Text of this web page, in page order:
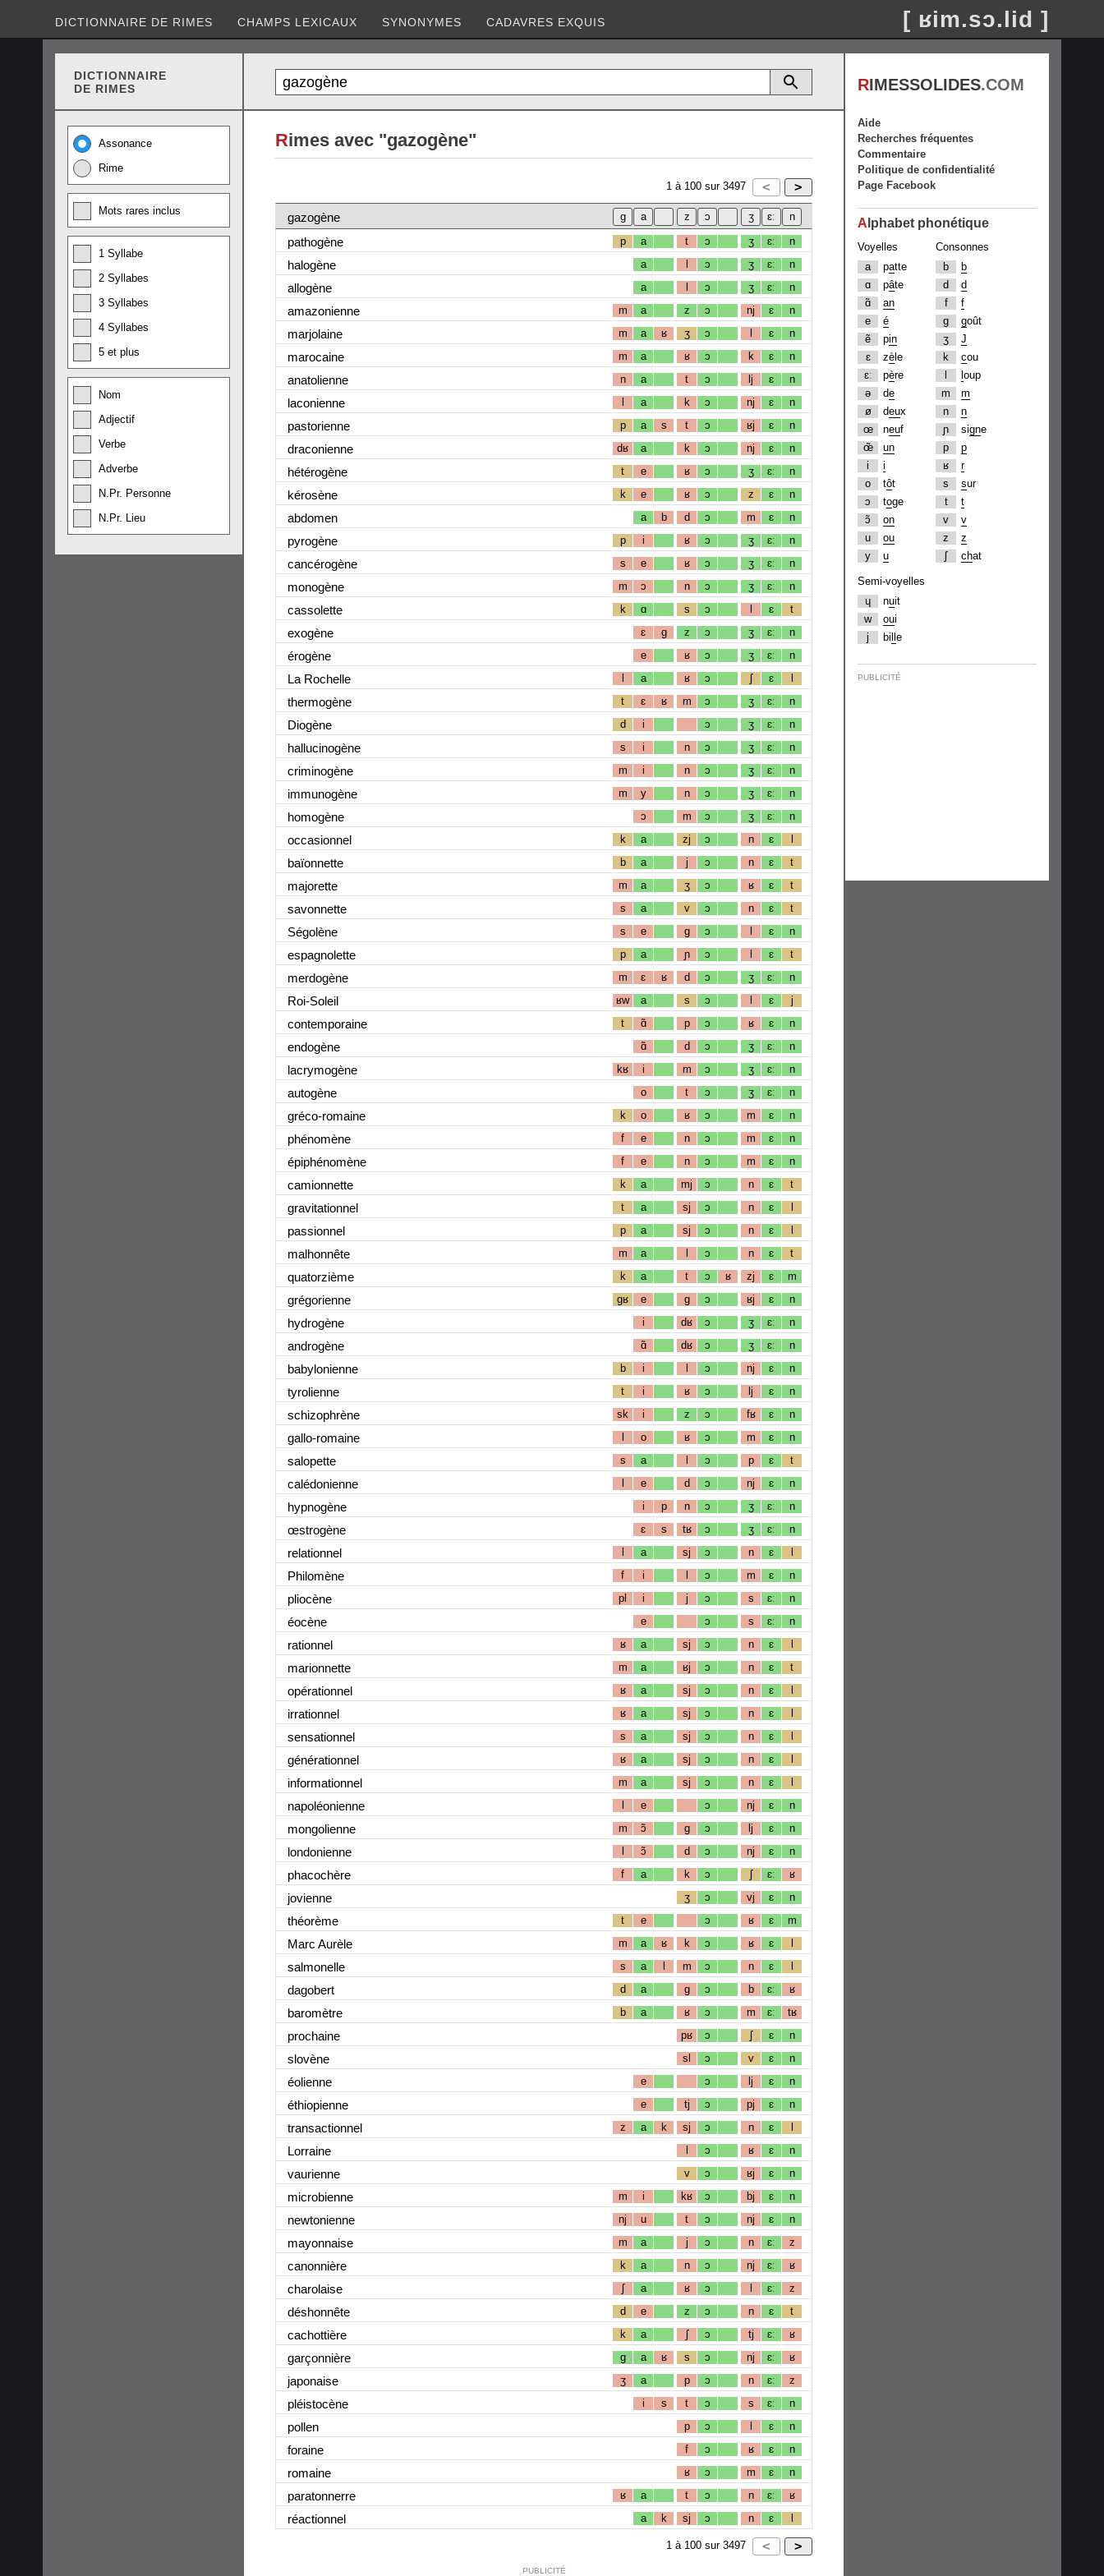
DICTIONNAIRE DE RIMES CHAMPS LEXICAUX SYNONYMES CADAVRES EXQUIS [ ʁim.sɔ.lid ]
DICTIONNAIRE
DE RIMES
Assonance
Rime
Mots rares inclus
1 Syllabe
2 Syllabes
3 Syllabes
4 Syllabes
5 et plus
Nom
Adjectif
Verbe
Adverbe
N.Pr. Personne
N.Pr. Lieu
Rimes avec "gazogène"
1 à 100 sur 3497
gazogène
pathogène
p a t ɔ ʒ ɛː n
halogène a l ɔ ʒ ɛː n
allogène a l ɔ ʒ ɛː n
amazonienne m a z ɔ nj ɛ n
marjolaine m a ʁ ʒ ɔ l ɛ n
marocaine m a ʁ ɔ k ɛ n
anatolienne n a t ɔ lj ɛ n
laconienne l a k ɔ nj ɛ n
pastorienne p a s t ɔ ʁj ɛ n
draconienne dʁ a k ɔ nj ɛ n
hétérogène t e ʁ ɔ ʒ ɛː n
kérosène k e ʁ ɔ z ɛ n
abdomen a b d ɔ m ɛ n
pyrogène p i ʁ ɔ ʒ ɛː n
cancérogène s e ʁ ɔ ʒ ɛː n
monogène m ɔ n ɔ ʒ ɛː n
cassolette k ɑ s ɔ l ɛ t
exogène ɛ g z ɔ ʒ ɛː n
érogène e ʁ ɔ ʒ ɛː n
La Rochelle l a ʁ ɔ ʃ ɛ l
thermogène t ɛ ʁ m ɔ ʒ ɛː n
Diogène d i ɔ ʒ ɛː n
hallucinogène s i n ɔ ʒ ɛː n
criminogène m i n ɔ ʒ ɛː n
immunogène m y n ɔ ʒ ɛː n
homogène ɔ m ɔ ʒ ɛː n
occasionnel k a zj ɔ n ɛ l
baïonnette b a j ɔ n ɛ t
majorette m a ʒ ɔ ʁ ɛ t
savonnette s a v ɔ n ɛ t
Ségolène s e g ɔ l ɛ n
espagnolette p a ɲ ɔ l ɛ t
merdogène m ɛ ʁ d ɔ ʒ ɛː n
Roi-Soleil ʁw a s ɔ l ɛ j
contemporaine t ɑ̃ p ɔ ʁ ɛ n
endogène ɑ̃ d ɔ ʒ ɛː n
lacrymogène kʁ i m ɔ ʒ ɛː n
autogène o t ɔ ʒ ɛː n
gréco-romaine k o ʁ ɔ m ɛ n
phénomène f e n ɔ m ɛ n
épiphénomène f e n ɔ m ɛ n
camionnette k a mj ɔ n ɛ t
gravitationnel t a sj ɔ n ɛ l
passionnel p a sj ɔ n ɛ l
malhonnête m a l ɔ n ɛ t
quatorzième k a t ɔ ʁ zj ɛ m
grégorienne gʁ e g ɔ ʁj ɛ n
hydrogène i dʁ ɔ ʒ ɛː n
androgène ɑ̃ dʁ ɔ ʒ ɛː n
babylonienne b i l ɔ nj ɛ n
tyrolienne t i ʁ ɔ lj ɛ n
schizophrène sk i z ɔ fʁ ɛ n
gallo-romaine l o ʁ ɔ m ɛ n
salopette s a l ɔ p ɛ t
calédonienne l e d ɔ nj ɛ n
hypnogène i p n ɔ ʒ ɛː n
œstrogène ɛ s tʁ ɔ ʒ ɛː n
relationnel l a sj ɔ n ɛ l
Philomène f i l ɔ m ɛ n
pliocène pl i j ɔ s ɛː n
éocène e ɔ s ɛː n
rationnel ʁ a sj ɔ n ɛ l
marionnette m a ʁj ɔ n ɛ t
opérationnel ʁ a sj ɔ n ɛ l
irrationnel ʁ a sj ɔ n ɛ l
sensationnel s a sj ɔ n ɛ l
générationnel ʁ a sj ɔ n ɛ l
informationnel m a sj ɔ n ɛ l
napoléonienne l e ɔ nj ɛ n
mongolienne m ɔ̃ g ɔ lj ɛ n
londonienne l ɔ̃ d ɔ nj ɛ n
phacochère f a k ɔ ʃ ɛː ʁ
jovienne ʒ ɔ vj ɛ n
théorème t e ɔ ʁ ɛ m
Marc Aurèle m a ʁ k ɔ ʁ ɛ l
salmonelle s a l m ɔ n ɛ l
dagobert d a g ɔ b ɛː ʁ
baromètre b a ʁ ɔ m ɛː tʁ
prochaine pʁ ɔ ʃ ɛ n
slovène sl ɔ v ɛ n
éolienne e ɔ lj ɛ n
éthiopienne e tj ɔ pj ɛ n
transactionnel z a k sj ɔ n ɛ l
Lorraine l ɔ ʁ ɛ n
vaurienne v ɔ ʁj ɛ n
microbienne m i kʁ ɔ bj ɛ n
newtonienne nj u t ɔ nj ɛ n
mayonnaise m a j ɔ n ɛː z
canonnière k a n ɔ nj ɛː ʁ
charolaise ʃ a ʁ ɔ l ɛː z
déshonnête d e z ɔ n ɛ t
cachottière k a ʃ ɔ tj ɛː ʁ
garçonnière g a ʁ s ɔ nj ɛː ʁ
japonaise ʒ a p ɔ n ɛː z
pléistocène i s t ɔ s ɛː n
pollen p ɔ l ɛ n
foraine f ɔ ʁ ɛ n
romaine ʁ ɔ m ɛ n
paratonnerre ʁ a t ɔ n ɛː ʁ
réactionnel a k sj ɔ n ɛ l
1 à 100 sur 3497
PUBLICITÉ
RIMESSOLIDES.COM
Aide
Recherches fréquentes
Commentaire
Politique de confidentialité
Page Facebook
A lphabet phonétique
Voyelles
a
patte
ɑ
pâte
ɑ̃
an
e
é
ẽ
pin
ɛ
zè le
ɛː
père
ə
de
ø
deux
œ
neuf
œ̃
un
i
i
o
tôt
ɔ
toge
ɔ̃
on
u
ou
y
u
Consonnes
b
b
d
d
f
f
g
goût
ʒ
J
k
cou
oup
m
m
n
n
ɲ
signe
p
p
ʁ
r
s
sur
t
t
v
v
z
z
ʃ
chat
Semi-voyelles
ɥ
nuit
w
oui
j
bi e
PUBLICITÉ